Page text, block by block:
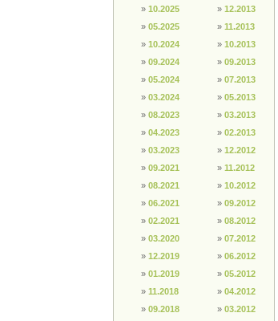
» 10.2025
» 05.2025
» 10.2024
» 09.2024
» 05.2024
» 03.2024
» 08.2023
» 04.2023
» 03.2023
» 09.2021
» 08.2021
» 06.2021
» 02.2021
» 03.2020
» 12.2019
» 01.2019
» 11.2018
» 09.2018
» 12.2013
» 11.2013
» 10.2013
» 09.2013
» 07.2013
» 05.2013
» 03.2013
» 02.2013
» 12.2012
» 11.2012
» 10.2012
» 09.2012
» 08.2012
» 07.2012
» 06.2012
» 05.2012
» 04.2012
» 03.2012